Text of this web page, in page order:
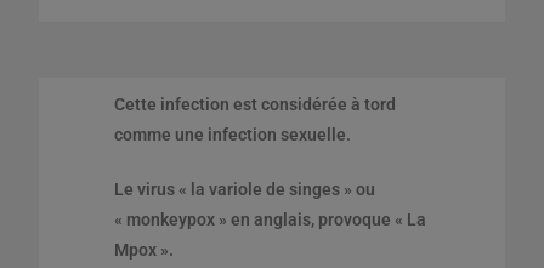
Cette infection est considérée à tord
comme une infection sexuelle.
Le virus « la variole de singes » ou
« monkeypox » en anglais, provoque « La
Mpox ».